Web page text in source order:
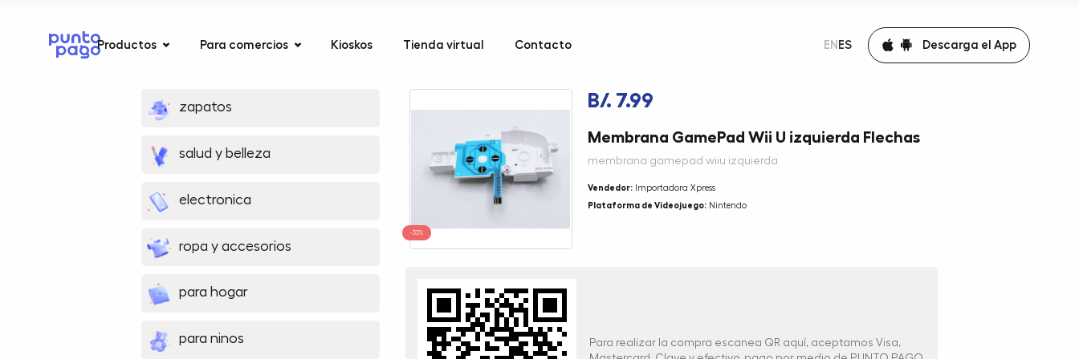
Productos Para comercios Kioskos Tienda virtual Contacto EN ES Descarga el App
zapatos
salud y belleza
electronica
ropa y accesorios
para hogar
para ninos
-33%
B/. 7.99
Membrana GamePad Wii U izquierda Flechas
membrana gamepad wiiu izquierda
Vendedor:Importadora Xpress
Plataforma de Videojuego:Nintendo
Para realizar la compra escanea QR aquí, aceptamos Visa,